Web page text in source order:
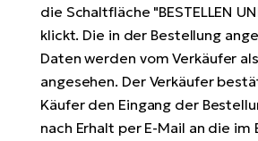
die Schaltfläche "BESTELLEN
klickt. Die in der Bestellung
Daten werden vom Verkäufer
angesehen. Der Verkäufer
Käufer den Eingang der
nach Erhalt per E-Mail an die